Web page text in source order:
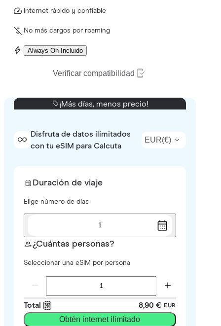
Internet rápido y confiable
No más cargos por roaming
Always On Incluido
Verificar compatibilidad
¡Más días, menos precio!
Disfruta de datos ilimitados
con tu eSIM para Calcuta
EUR(€)
Duración de viaje
Elige número de días
1
¿Cuántas personas?
Seleccionar una eSIM por persona
Total 8,90 € EUR
Obtén internet ilimitado